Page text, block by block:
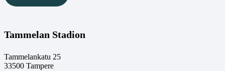
Tammelan Stadion
Tammelankatu 25
33500 Tampere